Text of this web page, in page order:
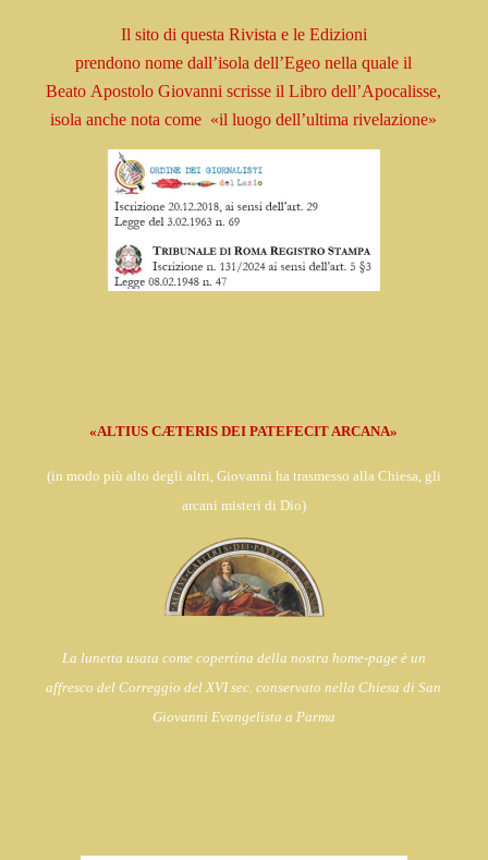
Il sito di questa Rivista e le Edizioni
prendononomedall’isola dell’Egeo nella quale il
BeatoApostoloGiovanni scrisse il Librodell’Apocalisse,
isolaanche nota come «il luogo dell’ultima rivelazione»
«ALTIUS CÆTERIS DEI PATEFECIT ARCANA»
(in modo più alto degli altri, Giovanni ha trasmesso alla Chiesa, gli
arcani misteri di Dio)
La lunetta usata come copertina della nostra home-page è un
affresco del Correggio del XVI sec. conservato nella Chiesa diSan
Giovanni Evangelista a Parma